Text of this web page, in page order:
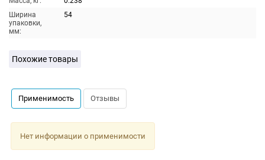
Ширина
упаковки,
мм:
54
Похожие товары
Применимость Отзывы
Нет информации о применимости